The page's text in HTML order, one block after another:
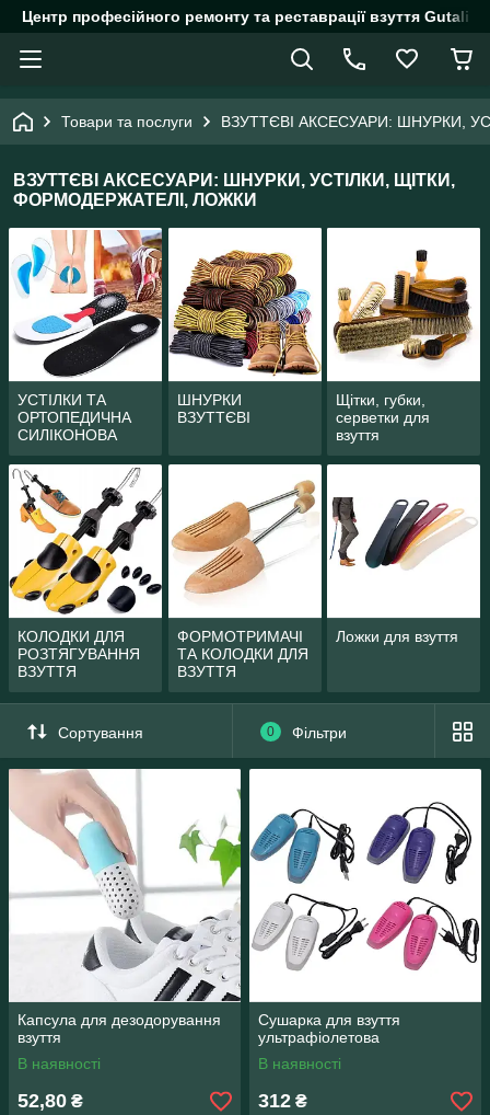
Центр професійного ремонту та реставрації взуття
Товари та послуги ВЗУТТЄВІ АКСЕСУАРИ: ШНУРКИ,
ВЗУТТЄВІ АКСЕСУАРИ: ШНУРКИ, УСТІЛКИ, ЩІТКИ,
ФОРМОДЕРЖАТЕЛІ, ЛОЖКИ
УСТІЛКИ ТА
ОРТОПЕДИЧНА
СИЛІКОНОВА
ШНУРКИ
ВЗУТТЄВІ
Щітки, губки,
серветки для
взуття
КОЛОДКИ ДЛЯ
РОЗТЯГУВАННЯ
ВЗУТТЯ
ФОРМОТРИМАЧІ
ТА КОЛОДКИ ДЛЯ
ВЗУТТЯ
Ложки для взуття
Сортування 0 Фільтри
Капсула для дезодорування
взуття
В наявності
52,80 ₴
Сушарка для взуття
ультрафіолетова
В наявності
312 ₴